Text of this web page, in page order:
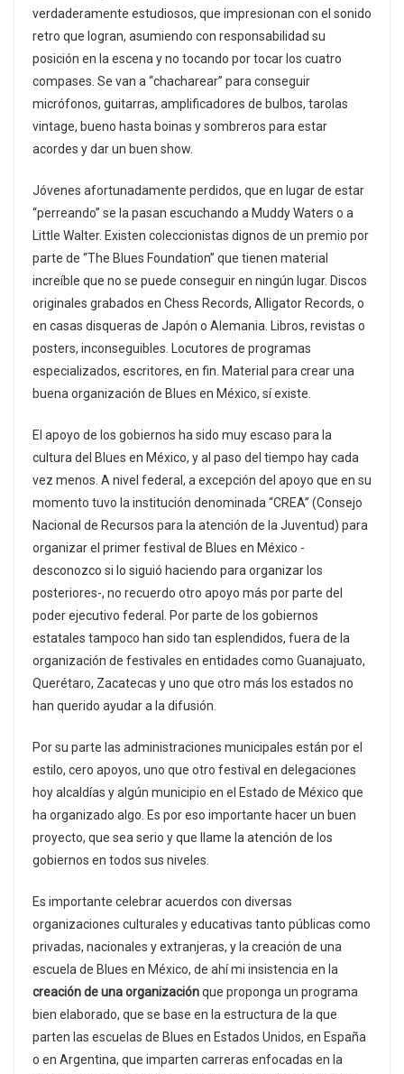
verdaderamente estudiosos, que impresionan con el sonido
retro que logran, asumiendo con responsabilidad su
posición en la escena y no tocando por tocar los cuatro
compases. Se van a “chacharear” para conseguir
micrófonos, guitarras, amplificadores de bulbos, tarolas
vintage, bueno hasta boinas y sombreros para estar
acordes y dar un buen show.
Jóvenes afortunadamente perdidos, que en lugar de estar
“perreando” se la pasan escuchando a Muddy Waters o a
Little Walter. Existen coleccionistas dignos de un premio por
parte de “The Blues Foundation” que tienen material
increíble que no se puede conseguir en ningún lugar. Discos
originales grabados en Chess Records, Alligator Records, o
en casas disqueras de Japón o Alemania. Libros, revistas o
posters, inconseguibles. Locutores de programas
especializados, escritores, en fin. Material para crear una
buena organización de Blues en México, sí existe.
El apoyo de los gobiernos ha sido muy escaso para la
cultura del Blues en México, y al paso del tiempo hay cada
vez menos. A nivel federal, a excepción del apoyo que en su
momento tuvo la institución denominada “CREA” (Consejo
Nacional de Recursos para la atención de la Juventud) para
organizar el primer festival de Blues en México -
desconozco si lo siguió haciendo para organizar los
posteriores-, no recuerdo otro apoyo más por parte del
poder ejecutivo federal. Por parte de los gobiernos
estatales tampoco han sido tan esplendidos, fuera de la
organización de festivales en entidades como Guanajuato,
Querétaro, Zacatecas y uno que otro más los estados no
han querido ayudar a la difusión.
Por su parte las administraciones municipales están por el
estilo, cero apoyos, uno que otro festival en delegaciones
hoy alcaldías y algún municipio en el Estado de México que
ha organizado algo. Es por eso importante hacer un buen
proyecto, que sea serio y que llame la atención de los
gobiernos en todos sus niveles.
Es importante celebrar acuerdos con diversas
organizaciones culturales y educativas tanto públicas como
privadas, nacionales y extranjeras, y la creación de una
escuela de Blues en México, de ahí mi insistencia en la
creación de una organizaciónque proponga un programa
bien elaborado, que se base en la estructura de la que
parten las escuelas de Blues en Estados Unidos, en España
o en Argentina, que imparten carreras enfocadas en la